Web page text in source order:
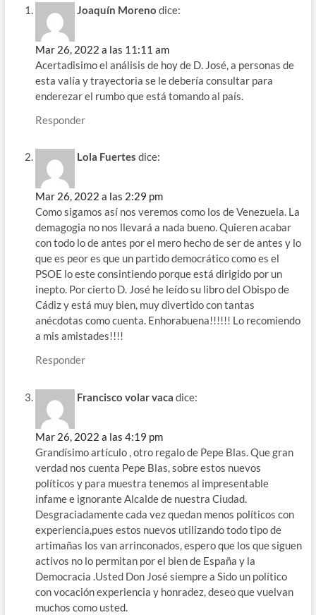
Joaquín Moreno dice:
Mar 26, 2022 a las 11:11 am
Acertadisimo el análisis de hoy de D. José, a personas de
esta valía y trayectoria se le debería consultar para
enderezar el rumbo que está tomando al país.
Responder
Lola Fuertes dice:
Mar 26, 2022 a las 2:29 pm
Como sigamos así nos veremos como los de Venezuela. La
demagogia no nos llevará a nada bueno. Quieren acabar
con todo lo de antes por el mero hecho de ser de antes y lo
que es peor es que un partido democrático como es el
PSOE lo este consintiendo porque está dirigido por un
inepto. Por cierto D. José he leído su libro del Obispo de
Cádiz y está muy bien, muy divertido con tantas
anécdotas como cuenta. Enhorabuena!!!!!! Lo recomiendo
a mis amistades!!!!
Responder
Francisco volar vaca dice:
Mar 26, 2022 a las 4:19 pm
Grandísimo artículo , otro regalo de Pepe Blas. Que gran
verdad nos cuenta Pepe Blas, sobre estos nuevos
políticos y para muestra tenemos al impresentable
infame e ignorante Alcalde de nuestra Ciudad.
Desgraciadamente cada vez quedan menos políticos con
experiencia,pues estos nuevos utilizando todo tipo de
artimañas los van arrinconados, espero que los que siguen
activos no lo permitan por el bien de España y la
Democracia .Usted Don José siempre a Sido un político
con vocación experiencia y honradez, deseo que vuelvan
muchos como usted.